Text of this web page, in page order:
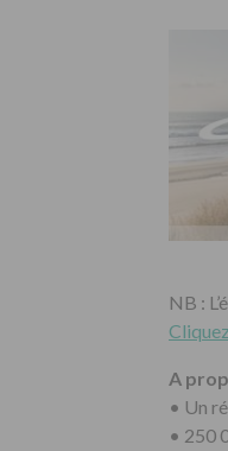
NB :
A
• Un
• 250